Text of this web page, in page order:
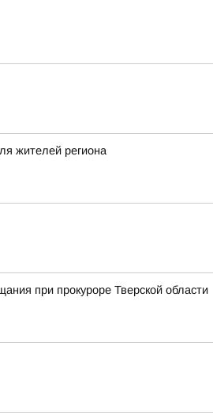
жителей региона
при прокуроре Тверской области